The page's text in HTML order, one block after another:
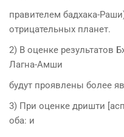
правителем бадхака-
отрицательных планет.
2) В оценке результатов
Лагна-Амши
будут проявлены более
3) При оценке дришти
оба: и